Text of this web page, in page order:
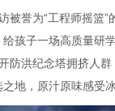
访被誉为“工程师摇篮
孩子一场高质量研
开防洪纪念塔拥挤人
地，原汁原味感受